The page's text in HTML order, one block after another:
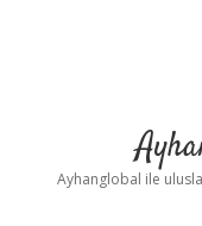
Ayhanglobal ile